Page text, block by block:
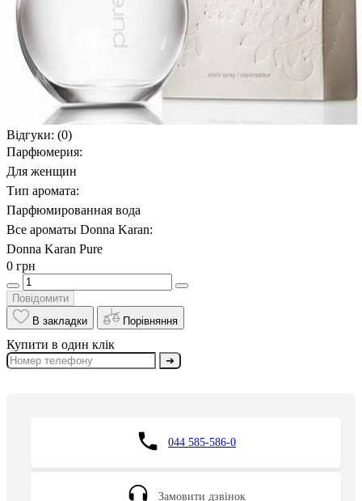
Відгуки: (0)
Парфюмерия:
Для женщин
Тип аромата:
Парфюмированная вода
Все ароматы Donna Karan:
Donna Karan Pure
0 грн
Повідомити
В закладки
Порівняння
Купити в один клік
➔
044 585-586-0
Замовити дзвінок